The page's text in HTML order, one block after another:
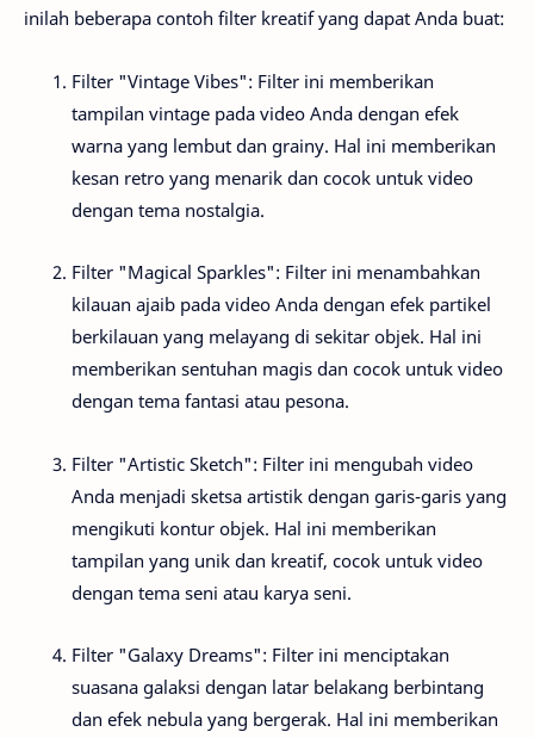
inilah beberapa contoh filter kreatif yang dapat Anda buat:
Filter "Vintage Vibes": Filter ini memberikan
tampilan vintage pada video Anda dengan efek
warna yang lembut dan grainy. Hal ini memberikan
kesan retro yang menarik dan cocok untuk video
dengan tema nostalgia.
Filter "Magical Sparkles": Filter ini menambahkan
kilauan ajaib pada video Anda dengan efek partikel
berkilauan yang melayang di sekitar objek. Hal ini
memberikan sentuhan magis dan cocok untuk video
dengan tema fantasi atau pesona.
Filter "Artistic Sketch": Filter ini mengubah video
Anda menjadi sketsa artistik dengan garis-garis yang
mengikuti kontur objek. Hal ini memberikan
tampilan yang unik dan kreatif, cocok untuk video
dengan tema seni atau karya seni.
Filter "Galaxy Dreams": Filter ini menciptakan
suasana galaksi dengan latar belakang berbintang
dan efek nebula yang bergerak. Hal ini memberikan